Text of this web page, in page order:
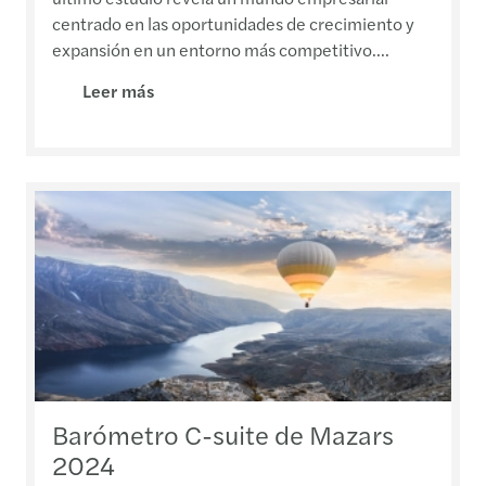
centrado en las oportunidades de crecimiento y
expansión en un entorno más competitivo....
Leer más
Barómetro C-suite de Mazars
2024